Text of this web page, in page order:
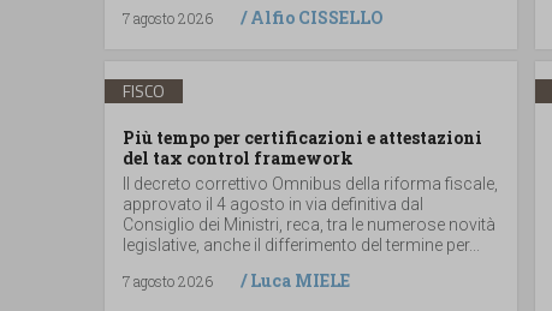
7 agosto 2026
/Alfio CISSELLO
FISCO
Più tempo per certificazioni e attestazioni
del tax control framework
Il decreto correttivo Omnibus della riforma fiscale,
approvato il 4 agosto in via definitiva dal
Consiglio dei Ministri, reca, tra le numerose novità
legislative, anche il differimento del termine per...
7 agosto 2026
/Luca MIELE